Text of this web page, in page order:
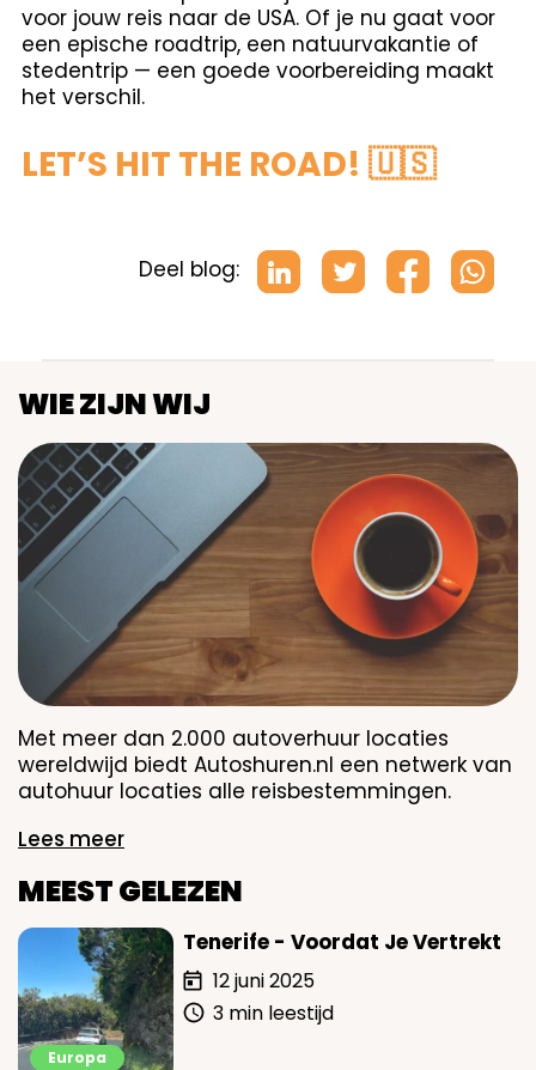
voor jouw reis naar de USA. Of je nu gaat voor
een epische roadtrip, een natuurvakantie of
stedentrip — een goede voorbereiding maakt
het verschil.
LET’S HIT THE ROAD! 🇺🇸
Deel blog:
WIE ZIJN WIJ
Image
Met meer dan 2.000 autoverhuur locaties
wereldwijd biedt Autoshuren.nl een netwerk van
autohuur locaties alle reisbestemmingen.
Lees meer
MEEST GELEZEN
Europa
Tenerife - Voordat Je Vertrekt
12 juni 2025
3 min leestijd